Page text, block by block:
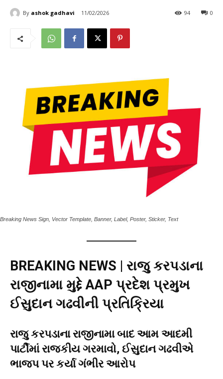
By ashok gadhavi 11/02/2026 0
94
Breaking News Sign, Vector Template, Banner, Label, Poster, Sticker, Text
BREAKING NEWS | રાજુ કરપડાના
રાજીનામા મુદ્દે AAP પ્રદેશ પ્રમુખ
ઈસુદાન ગઢવીની પ્રતિક્રિયા
રાજુ કરપડાના રાજીનામા બાદ આમ આદમી
પાર્ટીમાં રાજકીય ગરમાવો, ઈસુદાન ગઢવીએ
ભાજપ પર કર્યા ગંભીર આરોપ